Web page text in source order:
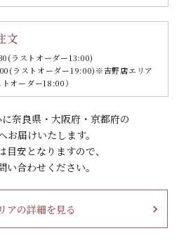
文
(ラストオーダー13:00)
(ラストオーダー19:00)※吉野店エリア
オーダー18:00）
奈良県・大阪府・京都府の
お届けいたします。
目安となりますので、
い合わせください。
アの詳細を見る